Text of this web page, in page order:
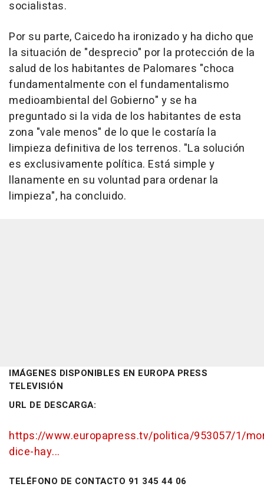
socialistas.
Por su parte, Caicedo ha ironizado y ha dicho que
la situación de "desprecio" por la protección de la
salud de los habitantes de Palomares "choca
fundamentalmente con el fundamentalismo
medioambiental del Gobierno" y se ha
preguntado si la vida de los habitantes de esta
zona "vale menos" de lo que le costaría la
limpieza definitiva de los terrenos. "La solución
es exclusivamente política. Está simple y
llanamente en su voluntad para ordenar la
limpieza", ha concluido.
IMÁGENES DISPONIBLES EN EUROPA PRESS
TELEVISIÓN
URL DE DESCARGA:
https://www.europapress.tv/politica/953057/1/
dice-hay...
TELÉFONO DE CONTACTO 91 345 44 06